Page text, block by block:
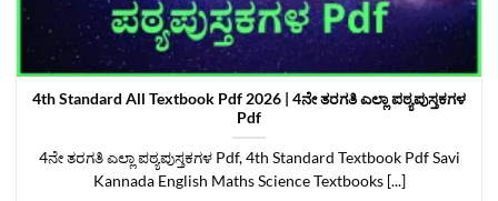
4th Standard All Textbook Pdf 2026 | 4ನೇ ತರಗತಿ ಎಲ್ಲಾ ಪಠ್ಯಪುಸ್ತಕಗಳ
Pdf
4ನೇ ತರಗತಿ ಎಲ್ಲಾ ಪಠ್ಯಪುಸ್ತಕಗಳ Pdf, 4th Standard Textbook Pdf Savi
Kannada English Maths Science Textbooks [...]